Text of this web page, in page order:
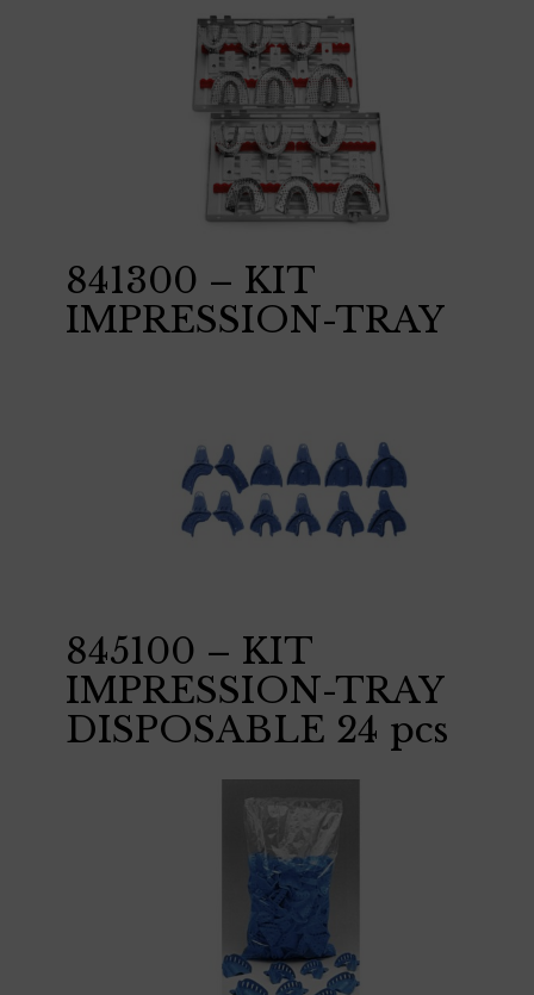
841300 – KIT
IMPRESSION-TRAY
845100 – KIT
IMPRESSION-TRAY
DISPOSABLE 24 pcs